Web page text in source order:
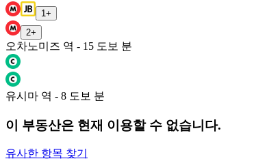
1 +
2+
오차노미즈 역 - 15 도보 분
유시마 역 - 8 도보 분
이 부동산은 현재 이용할 수 없습니다.
유사한 항목 찾기